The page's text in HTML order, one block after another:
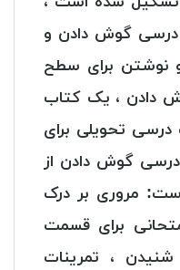
درسی گوش دادن و
نوشتن برای سطح
دادن ، یک کتاب
تحویلی برای
6. کتاب درسی گوش دادن از
مروری بر درک
برای قسمت
، تمرینات